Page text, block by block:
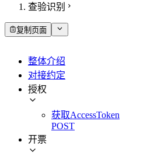
查验识别
复制页面
整体介绍
对接约定
授权
获取AccessToken
POST
开票